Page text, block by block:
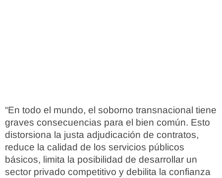
“En todo el mundo, el soborno transnacional tiene
graves consecuencias para el bien común. Esto
distorsiona la justa adjudicación de contratos,
reduce la calidad de los servicios públicos
básicos, limita la posibilidad de desarrollar un
sector privado competitivo y debilita la confianza